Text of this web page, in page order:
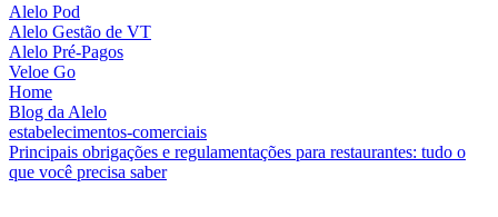
Alelo Pod
Alelo Gestão de VT
Alelo Pré-Pagos
Veloe Go
Home
Blog da Alelo
estabelecimentos-comerciais
Principais obrigações e regulamentações para restaurantes: tudo o
que você precisa saber